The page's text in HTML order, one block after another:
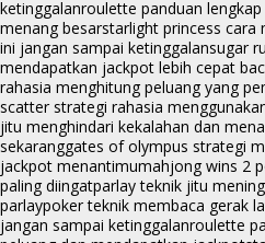
ketinggalanroulette panduan
menang besarstarlight princess
ini jangan sampai ketinggalansugar
mendapatkan jackpot lebih cepat
rahasia menghitung peluang yang
scatter strategi rahasia
jitu menghindari kekalahan dan
sekaranggates of olympus strategi
jackpot menantimumahjong wins 2
paling diingatparlay teknik jitu
parlaypoker teknik membaca gerak
jangan sampai ketinggalanroulette